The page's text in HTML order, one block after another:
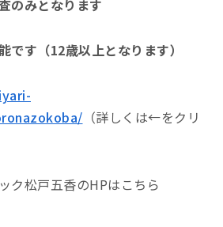
のみとなります
です（12歳以上となります）
（詳しくは←をクリ
ク松戸五香のHPはこちら